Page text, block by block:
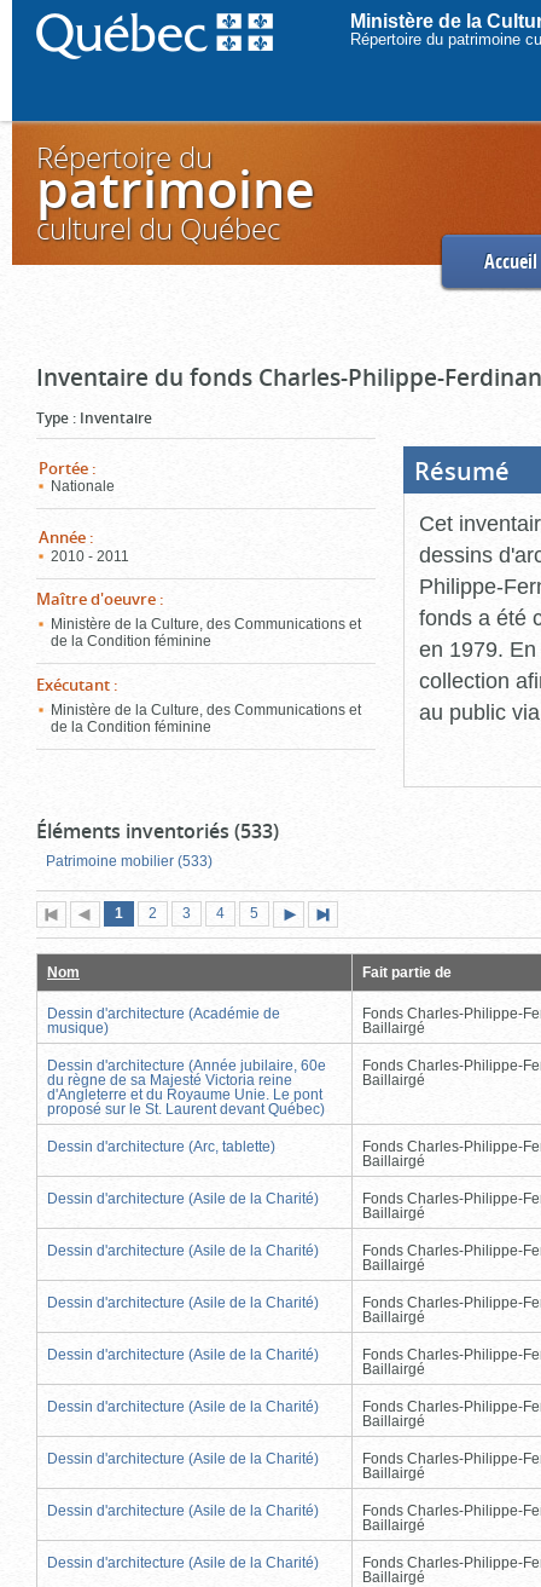
Ministère de la
Répertoire du patrimoine
Répertoire du
patrimoine
culturel du Québec
Accueil
Inventaire du fonds Charles-Philippe-
Type : Inventaire
Portée :
Nationale
Année :
2010 - 2011
Maître d'oeuvre :
Ministère de la Culture, des Communications et
de la Condition féminine
Exécutant :
Ministère de la Culture, des Communications et
de la Condition féminine
Résumé
Cet
dessins
Philippe-
fonds a été
en 1979.
collection
au public
Éléments inventoriés (533)
Patrimoine mobilier (533)
Première
page
Page
précédente
Page
1 (page
actuelle)
Page
2 Page
3 Page
4 Page
5
suivante
page
Nom Fait partie de
Dessin d'architecture (Académie de
musique)
Fonds Charles-Philippe-
Baillairgé
Dessin d'architecture (Année jubilaire, 60e
du règne de sa Majesté Victoria reine
d'Angleterre et du Royaume Unie. Le pont
proposé sur le St. Laurent devant Québec)
Fonds Charles-Philippe-
Baillairgé
Dessin d'architecture (Arc, tablette)
Fonds Charles-Philippe-
Baillairgé
Dessin d'architecture (Asile de la Charité)
Fonds Charles-Philippe-
Baillairgé
Dessin d'architecture (Asile de la Charité)
Fonds Charles-Philippe-
Baillairgé
Dessin d'architecture (Asile de la Charité)
Fonds Charles-Philippe-
Baillairgé
Dessin d'architecture (Asile de la Charité)
Fonds Charles-Philippe-
Baillairgé
Dessin d'architecture (Asile de la Charité)
Fonds Charles-Philippe-
Baillairgé
Dessin d'architecture (Asile de la Charité)
Fonds Charles-Philippe-
Baillairgé
Dessin d'architecture (Asile de la Charité)
Fonds Charles-Philippe-
Baillairgé
Dessin d'architecture (Asile de la Charité)
Fonds Charles-Philippe-
Baillairgé